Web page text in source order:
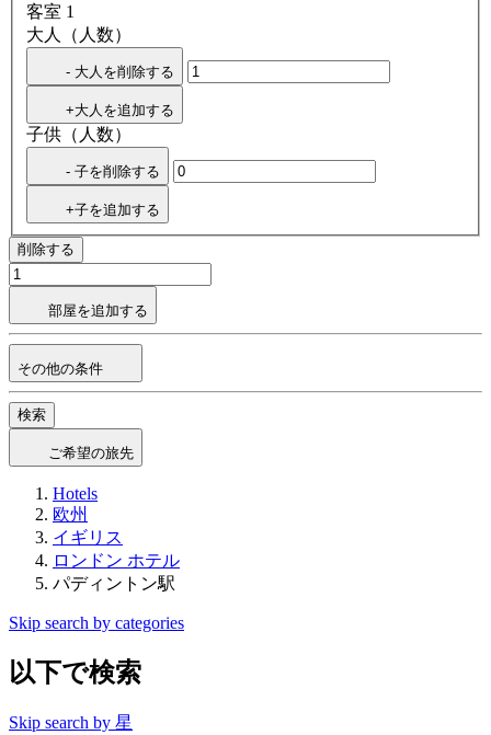
客室 1
大人（人数）
- 大人を削除する
+大人を追加する
子供（人数）
- 子を削除する
+子を追加する
削除する
部屋を追加する
その他の条件
検索
ご希望の旅先
Hotels
欧州
イギリス
ロンドン ホテル
パディントン駅
Skip search by categories
以下で検索
Skip search by 星